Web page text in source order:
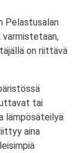
Pelastusalan
varmistetaan,
on riittävä
tai
lämpösäteilyä
aina